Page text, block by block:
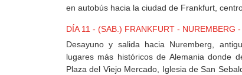
en autobús hacia la ciudad de Frankfurt,
DÍA 11 - (SAB.) FRANKFURT - NUREMBERG
Desayuno y salida hacia Nuremberg,
lugares más históricos de Alemania donde
Plaza del Viejo Mercado, Iglesia de San